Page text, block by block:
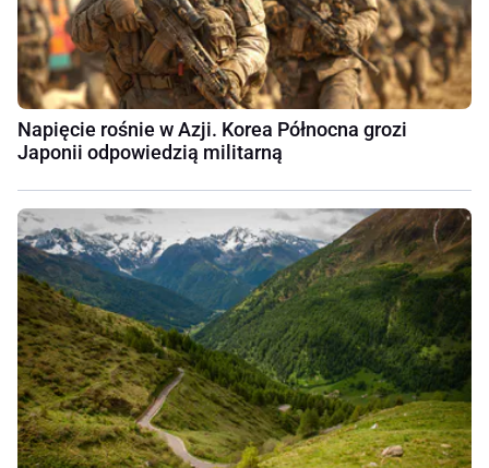
Napięcie rośnie w Azji. Korea Północna grozi
Japonii odpowiedzią militarną